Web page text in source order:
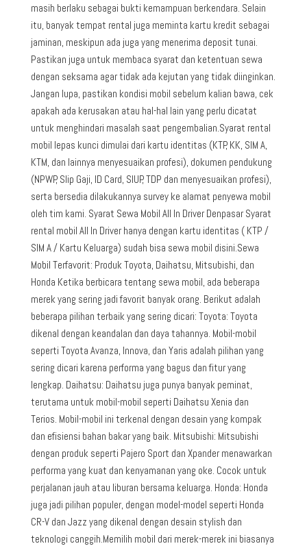
masih berlaku sebagai bukti kemampuan berkendara. Selain
itu, banyak tempat rental juga meminta kartu kredit sebagai
jaminan, meskipun ada juga yang menerima deposit tunai.
Pastikan juga untuk membaca syarat dan ketentuan sewa
dengan seksama agar tidak ada kejutan yang tidak diinginkan.
Jangan lupa, pastikan kondisi mobil sebelum kalian bawa, cek
apakah ada kerusakan atau hal-hal lain yang perlu dicatat
untuk menghindari masalah saat pengembalian.Syarat rental
mobil lepas kunci dimulai dari kartu identitas (KTP, KK, SIM A,
KTM, dan lainnya menyesuaikan profesi), dokumen pendukung
(NPWP, Slip Gaji, ID Card, SIUP, TDP dan menyesuaikan profesi),
serta bersedia dilakukannya survey ke alamat penyewa mobil
oleh tim kami. Syarat Sewa Mobil All In Driver Denpasar Syarat
rental mobil All In Driver hanya dengan kartu identitas ( KTP /
SIM A / Kartu Keluarga) sudah bisa sewa mobil disini.Sewa
Mobil Terfavorit: Produk Toyota, Daihatsu, Mitsubishi, dan
Honda Ketika berbicara tentang sewa mobil, ada beberapa
merek yang sering jadi favorit banyak orang. Berikut adalah
beberapa pilihan terbaik yang sering dicari: Toyota: Toyota
dikenal dengan keandalan dan daya tahannya. Mobil-mobil
seperti Toyota Avanza, Innova, dan Yaris adalah pilihan yang
sering dicari karena performa yang bagus dan fitur yang
lengkap. Daihatsu: Daihatsu juga punya banyak peminat,
terutama untuk mobil-mobil seperti Daihatsu Xenia dan
Terios. Mobil-mobil ini terkenal dengan desain yang kompak
dan efisiensi bahan bakar yang baik. Mitsubishi: Mitsubishi
dengan produk seperti Pajero Sport dan Xpander menawarkan
performa yang kuat dan kenyamanan yang oke. Cocok untuk
perjalanan jauh atau liburan bersama keluarga. Honda: Honda
juga jadi pilihan populer, dengan model-model seperti Honda
CR-V dan Jazz yang dikenal dengan desain stylish dan
teknologi canggih.Memilih mobil dari merek-merek ini biasanya